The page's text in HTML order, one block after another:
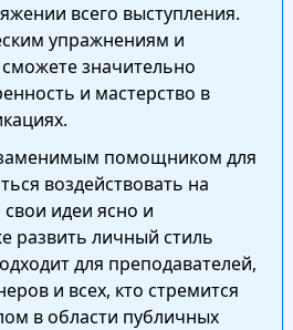
всего выступления.
упражнениям и
значительно
и мастерство в
помощником для
воздействовать на
идеи ясно и
развить личный стиль
для преподавателей,
и всех, кто стремится
в области публичных